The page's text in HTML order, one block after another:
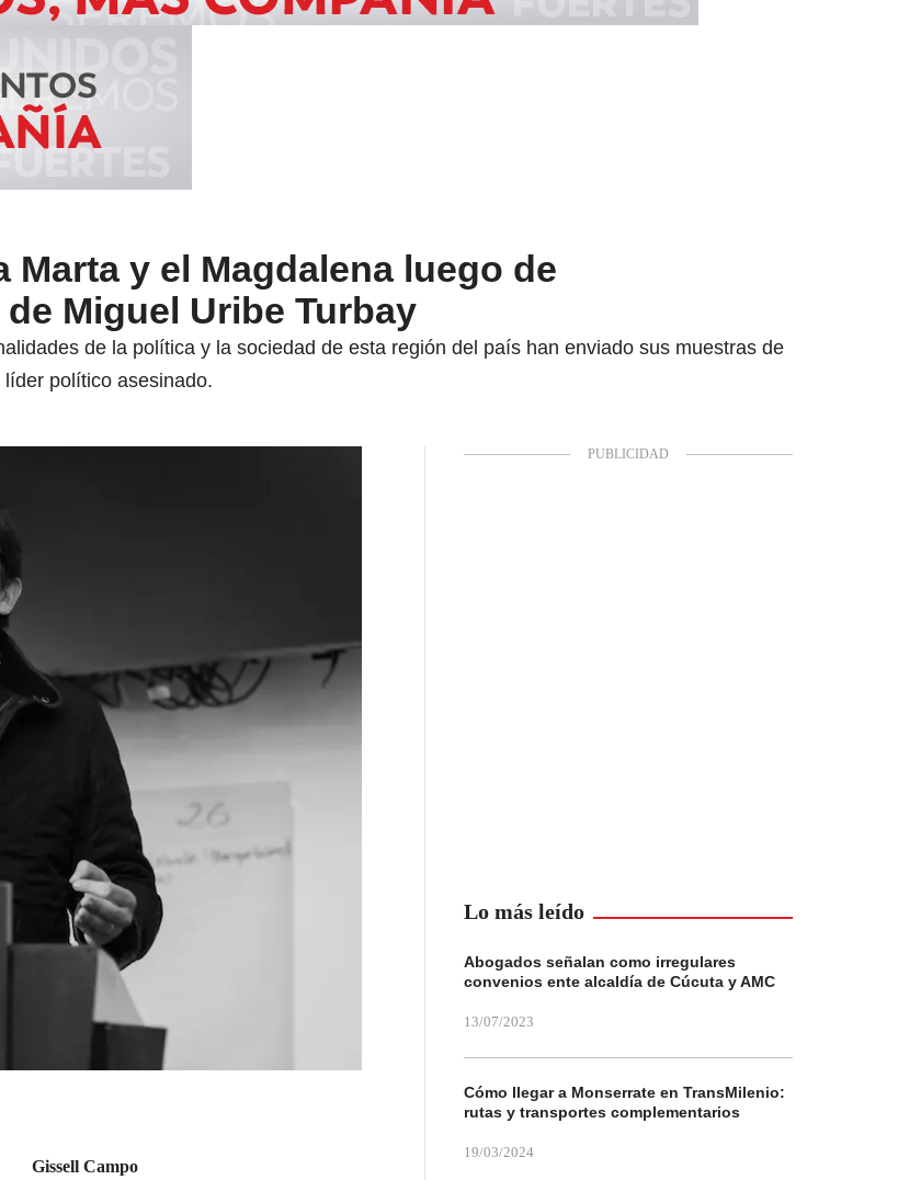
Marta y el Magdalena luego de
Miguel Uribe Turbay
de la política y la sociedad de esta región del país han enviado sus muestras de
político asesinado.
Gissell Campo
Lo más leído
Abogados señalan como irregulares
convenios ente alcaldía de Cúcuta y AMC
13/07/2023
Cómo llegar a Monserrate en TransMilenio:
rutas y transportes complementarios
19/03/2024